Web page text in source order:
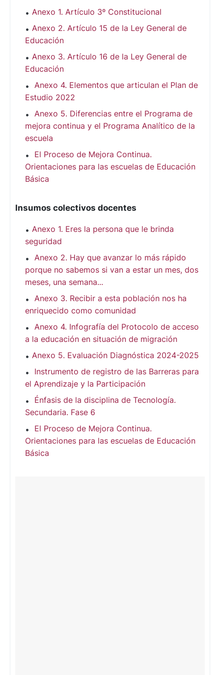
Anexo 1. Artículo 3º Constitucional
Anexo 2. Artículo 15 de la Ley General de
Educación
Anexo 3. Artículo 16 de la Ley General de
Educación
Anexo 4. Elementos que articulan el Plan de
Estudio 2022
Anexo 5. Diferencias entre el Programa de
mejora continua y el Programa Analítico de la
escuela
El Proceso de Mejora Continua.
Orientaciones para las escuelas de Educación
Básica
Insumos colectivos docentes
Anexo 1. Eres la persona que le brinda
seguridad
Anexo 2. Hay que avanzar lo más rápido
porque no sabemos si van a estar un mes, dos
meses, una semana...
Anexo 3. Recibir a esta población nos ha
enriquecido como comunidad
Anexo 4. Infografía del Protocolo de acceso
a la educación en situación de migración
Anexo 5. Evaluación Diagnóstica 2024-2025
Instrumento de registro de las Barreras para
el Aprendizaje y la Participación
Énfasis de la disciplina de Tecnología.
Secundaria. Fase 6
El Proceso de Mejora Continua.
Orientaciones para las escuelas de Educación
Básica